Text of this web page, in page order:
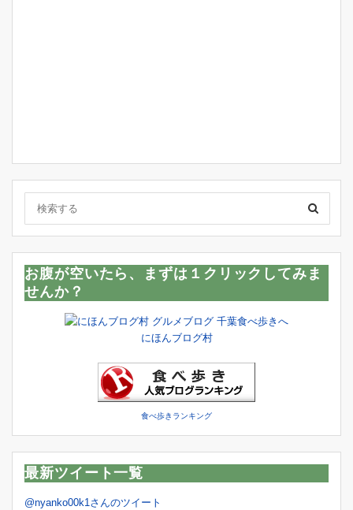
お腹が空いたら、まずは１クリックしてみま
せんか？
にほんブログ村
食べ歩きランキング
最新ツイート一覧
@nyanko00k1さんのツイート